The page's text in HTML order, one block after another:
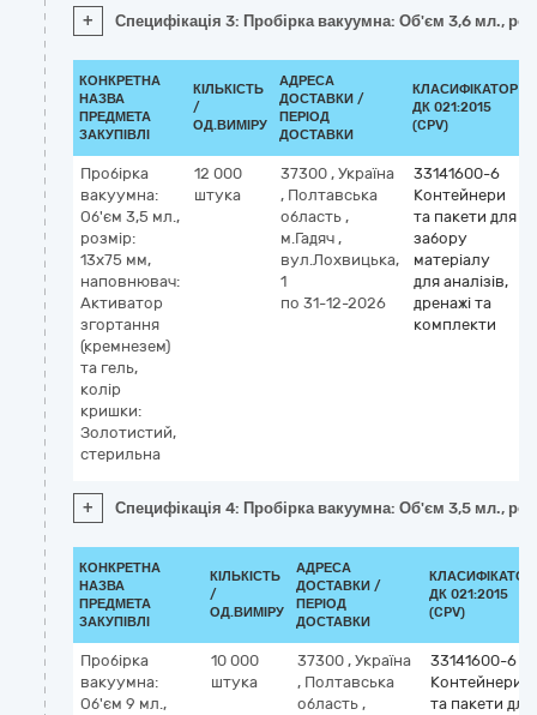
+ Специфікація 3: Пробірка вакуумна: Об'єм 3,6 мл.,
КОНКРЕТНА
НАЗВА
ПРЕДМЕТА
ЗАКУПІВЛІ
КІЛЬКІСТЬ
/
ОД.ВИМІРУ
АДРЕСА
ДОСТАВКИ /
ПЕРІОД
ДОСТАВКИ
КЛАСИФІКАТОР
ДК 021:2015
(CPV)
Пробірка
вакуумна:
Об'єм 3,5 мл.,
розмір:
13х75 мм,
наповнювач:
Активатор
згортання
(кремнезем)
та гель,
колір
кришки:
Золотистий,
стерильна
12 000
штука
37300 , Україна
, Полтавська
область ,
м.Гадяч ,
вул.Лохвицька,
1
по 31-12-2026
33141600-6
Контейнери
та пакети для
забору
матеріалу
для аналізів,
дренажі та
комплекти
+ Специфікація 4: Пробірка вакуумна: Об'єм 3,5 мл.,
КОНКРЕТНА
НАЗВА
ПРЕДМЕТА
ЗАКУПІВЛІ
КІЛЬКІСТЬ
/
ОД.ВИМІРУ
АДРЕСА
ДОСТАВКИ /
ПЕРІОД
ДОСТАВКИ
КЛАСИФІКАТОР
ДК 021:2015
(CPV)
Пробірка
вакуумна:
Об'єм 9 мл.,
10 000
штука
37300 , Україна
, Полтавська
область ,
33141600-6
Контейнери
та пакети для